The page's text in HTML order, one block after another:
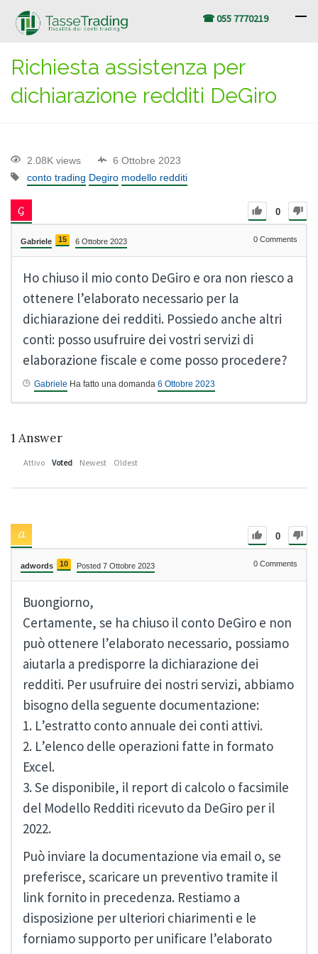
☎ 055 7770219
Richiesta assistenza per
dichiarazione redditi DeGiro
2.08K views
6 Ottobre 2023
conto trading Degiro modello redditi
0
Gabriele 15 6 Ottobre 2023 0 Comments
Ho chiuso il mio conto DeGiro e ora non riesco a
ottenere l’elaborato necessario per la
dichiarazione dei redditi. Possiedo anche altri
conti: posso usufruire dei vostri servizi di
elaborazione fiscale e come posso procedere?
Gabriele Ha fatto una domanda 6 Ottobre 2023
1 Answer
Attivo Voted Newest Oldest
0
adwords 10 Posted 7 Ottobre 2023 0 Comments
Buongiorno,
Certamente, se ha chiuso il conto DeGiro e non
può ottenere l’elaborato necessario, possiamo
aiutarla a predisporre la dichiarazione dei
redditi. Per usufruire dei nostri servizi, abbiamo
bisogno della seguente documentazione:
1. L’estratto conto annuale dei conti attivi.
2. L’elenco delle operazioni fatte in formato
Excel.
3. Se disponibile, il report di calcolo o facsimile
del Modello Redditi ricevuto da DeGiro per il
2022.
Può inviare la documentazione via email o, se
preferisce, scaricare un preventivo tramite il
link fornito in precedenza. Restiamo a
disposizione per ulteriori chiarimenti e le
forniamo supporto per unificare l’elaborato